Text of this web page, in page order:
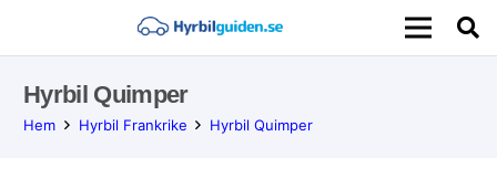
Hyrbil Quimper
Hem Hyrbil Frankrike Hyrbil Quimper